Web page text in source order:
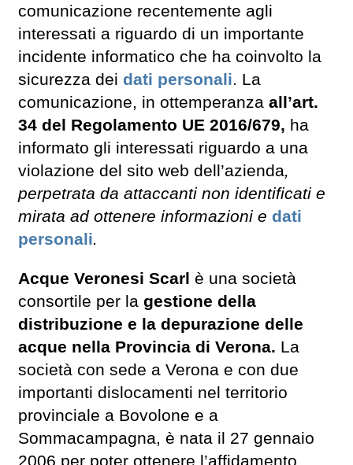
comunicazione recentemente agli
interessati a riguardo di un importante
incidente informatico che ha coinvolto la
sicurezza dei dati personali. La
comunicazione, in ottemperanza all’art.
34 del Regolamento UE 2016/679, ha
informato gli interessati riguardo a una
violazione del sito web dell’azienda,
perpetrata da attaccanti non identificati e
mirata ad ottenere informazioni e dati
personali.
Acque Veronesi Scarl è una società
consortile per la gestione della
distribuzione e la depurazione delle
acque nella Provincia di Verona. La
società con sede a Verona e con due
importanti dislocamenti nel territorio
provinciale a Bovolone e a
Sommacampagna, è nata il 27 gennaio
2006 per poter ottenere l’affidamento